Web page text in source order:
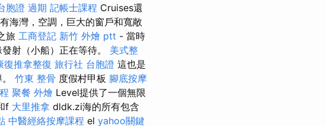
胞證 過期 記帳士課程 Cruises還
海灣，空調，巨大的窗戶和寬敞
旅 工商登記 新竹 外燴 ptt - 當時
射（小船）正在等待。 美式整
復推拿整復 旅行社 台胞證 這也是
竹東 整骨 度假村甲板 腳底按摩
聚餐 外燴 Level提供了一個無限
f 大里推拿 dldk.zi海的所有包含
中醫經絡按摩課程 el yahoo關鍵